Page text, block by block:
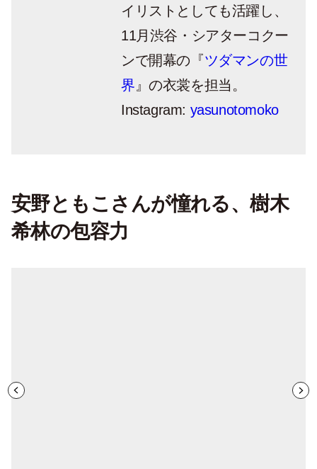
イリストとしても活躍し、
11月渋谷・シアターコクー
ンで開幕の『ツダマンの世
界 』の衣裳を担当。
Instagram: yasunotomoko
安野ともこさんが憧れる、樹木
希林の包容力